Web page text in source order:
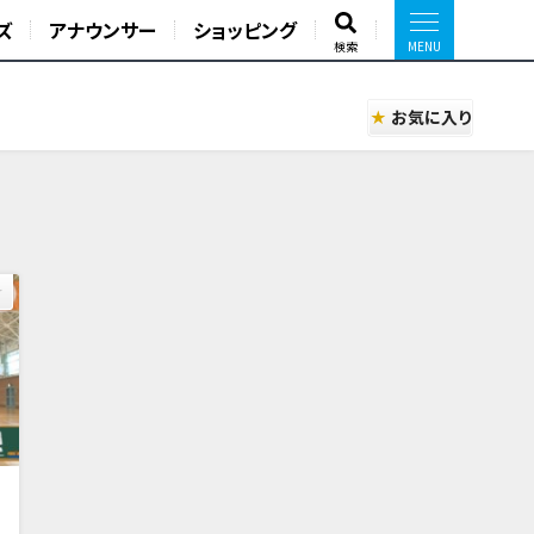
アナウンサー ショッピング
検索
お気に入り